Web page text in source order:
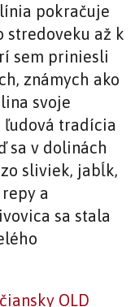
pokračuje
stredoveku až k
sem priniesli
známych ako
svoje
ľudová tradícia
sa v dolinách
sliviek, jabĺk,
a
sa stala